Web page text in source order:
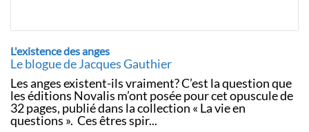
L'existence des anges
Le blogue de Jacques Gauthier
Les anges existent-ils vraiment? C’est la question que
les éditions Novalis m’ont posée pour cet opuscule de
32 pages, publié dans la collection « La vie en
questions ». Ces êtres spir...